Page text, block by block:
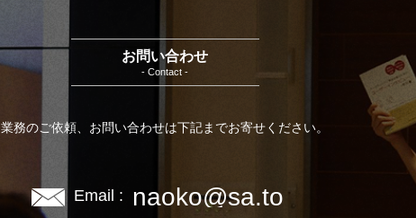
お問い合わせ
- Contact -
業務のご依頼、お問い合わせは下記までお寄せください。
Email : naoko@sa.to